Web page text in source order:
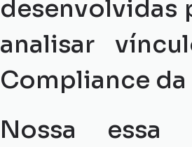
desenvolvidas
analisar
Compliance da
Nossa essa